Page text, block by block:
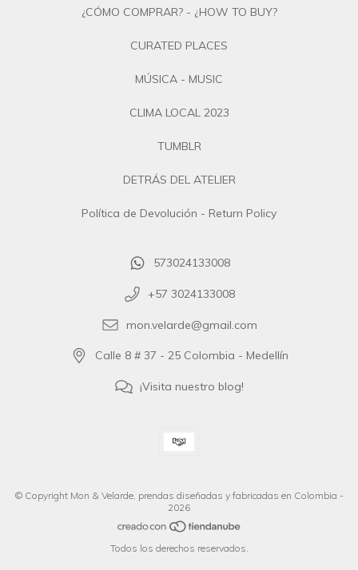
¿CÓMO COMPRAR? - ¿HOW TO BUY?
CURATED PLACES
MÚSICA - MUSIC
CLIMA LOCAL 2023
TUMBLR
DETRÁS DEL ATELIER
Política de Devolución - Return Policy
573024133008
+57 3024133008
mon.velarde@gmail.com
Calle 8 # 37 - 25 Colombia - Medellín
¡Visita nuestro blog!
© Copyright Mon & Velarde, prendas diseñadas y fabricadas en Colombia -
2026
Todos los derechos reservados.